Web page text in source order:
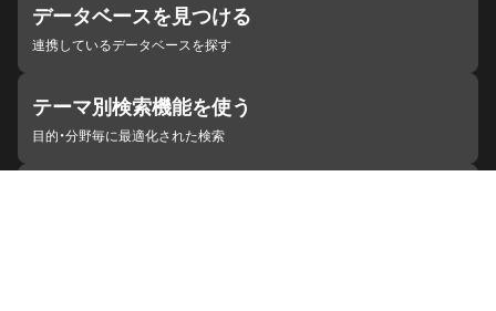
データベースを見つける
連携しているデータベースを探す
テーマ別検索機能を使う
目的・分野毎に最適化された検索